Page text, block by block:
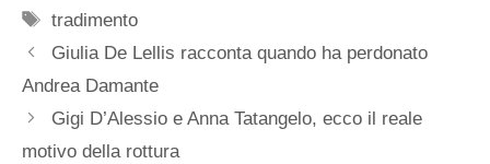
Tag
tradimento
Giulia De Lellis racconta quando ha perdonato
Andrea Damante
Gigi D’Alessio e Anna Tatangelo, ecco il reale
motivo della rottura